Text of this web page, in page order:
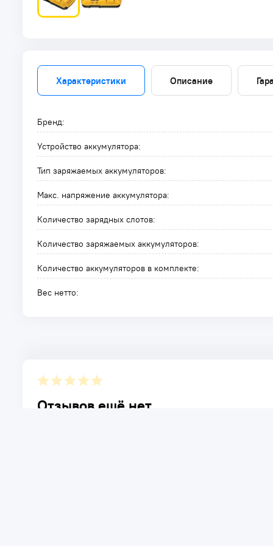
Характеристики Описание
Бренд:
Устройство аккумулятора:
Тип заряжаемых аккумуляторов:
Макс. напряжение аккумулятора:
Количество зарядных слотов:
Количество заряжаемых аккумуляторов:
Количество аккумуляторов в комплекте:
Вес нетто:
Отзывов ещё нет.